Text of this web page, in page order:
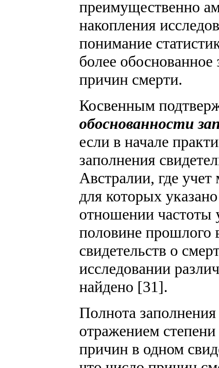
преимущественно
накопления
понимание
более обоснованное
причин смерти.
Косвенным
обоснованности
если в начале
заполнения
Австралии, где
для которых
отношении частоты
половине прошлого
свидетельств о
исследовании
найдено [31].
Полнота
отражением
причин в одном